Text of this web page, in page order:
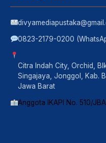
0823-2179-0200
Citra Indah City, Orchid, Blk
Singajaya, Jonggol, Kab.
Jawa Barat
Anggota IKAPI No. 510/